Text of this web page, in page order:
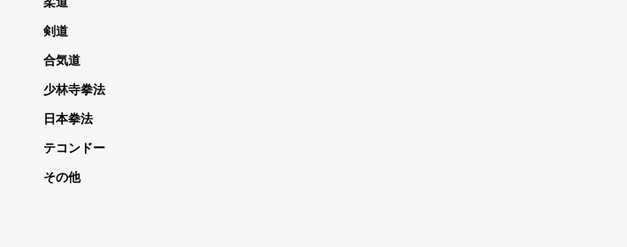
剣道
合気道
少林寺拳法
日本拳法
テコンドー
その他